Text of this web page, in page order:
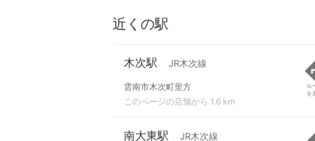
近くの駅
木次駅 JR木次線
雲南市木次町里方
このページの店舗から 1.6 km
ル
を
南大東駅 JR木次線